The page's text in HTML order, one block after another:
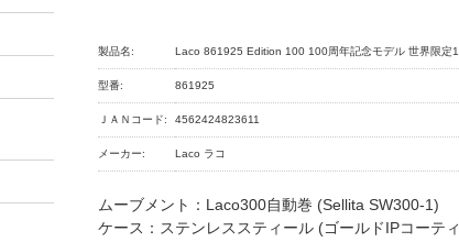
製品名: Laco 861925 Edition 100 100周年記念モデル 世界限定
型番: 861925
ＪＡＮコード: 4562424823611
メーカー: Laco ラコ
ムーブメント：Laco300自動巻 (Sellita SW300-1)
ケース：ステンレススティール (ゴールドIPコーテ